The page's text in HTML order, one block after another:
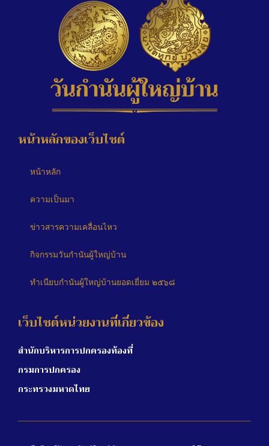
หน้าหลักของเว็บไซต์
หน้าหลัก
ความเป็นมา
ข่าวสารความเคลื่อนไหว
กิจกรรมวันกำนันผู้ใหญ่บ้าน
ทำเนียบกำนันผู้ใหญ่บ้านยอดเยี่ยม ๒๕๖๘
เว็บไซต์หน่วยงานที่เกี่ยวข้อง
สำนักบริหารการปกครองท้องที่
กรมการปกครอง
กระทรวงมหาดไทย